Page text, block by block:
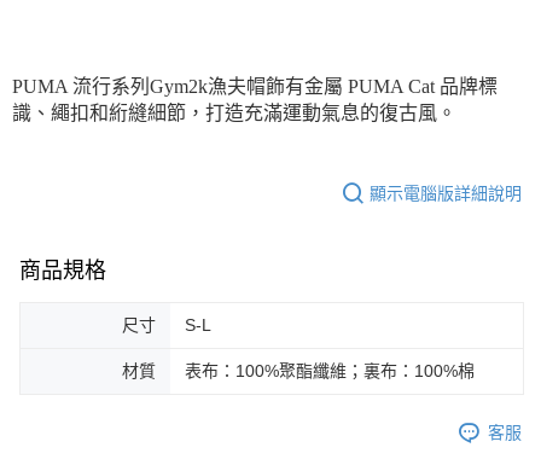
每筆NT$150，滿NT$1,800(含以上)免運費
宅配貨到付款(離島恕不配送)
PUMA 流行系列Gym2k漁夫帽飾有金屬 PUMA Cat 品牌標
識、繩扣和絎縫細節，打造充滿運動氣息的復古風。
顯示電腦版詳細說明
商品規格
尺寸 S-L
材質 表布：100%聚酯纖維；裏布：100%棉
客服